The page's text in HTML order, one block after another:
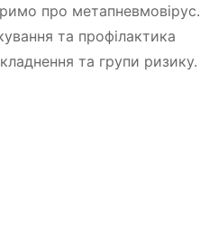
про метапневмовірус.
та профілактика
та групи ризику.